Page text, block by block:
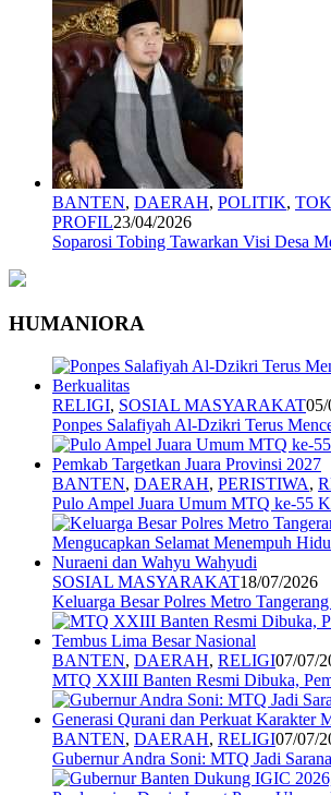
BANTEN, DAERAH, POLITIK,
PROFIL23/04/2026
Soparosi Tobing Tawarkan Visi Desa
HUMANIORA
RELIGI, SOSIAL MASYARAKAT05/
Ponpes Salafiyah Al-Dzikri Terus
BANTEN, DAERAH, PERISTIWA,
Pulo Ampel Juara Umum MTQ ke-55
SOSIAL MASYARAKAT18/07/2026
Keluarga Besar Polres Metro
BANTEN, DAERAH, RELIGI07/07/
MTQ XXIII Banten Resmi Dibuka,
BANTEN, DAERAH, RELIGI07/07/
Gubernur Andra Soni: MTQ Jadi